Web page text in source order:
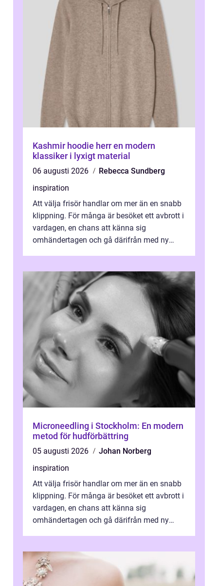
Kashmir hoodie herr en modern
klassiker i lyxigt material
06 augusti 2026
Rebecca Sundberg
inspiration
Att välja frisör handlar om mer än en snabb
klippning. För många är besöket ett avbrott i
vardagen, en chans att känna sig
omhändertagen och gå därifrån med ny
Microneedling i Stockholm: En modern
metod för hudförbättring
05 augusti 2026
Johan Norberg
inspiration
Att välja frisör handlar om mer än en snabb
klippning. För många är besöket ett avbrott i
vardagen, en chans att känna sig
omhändertagen och gå därifrån med ny